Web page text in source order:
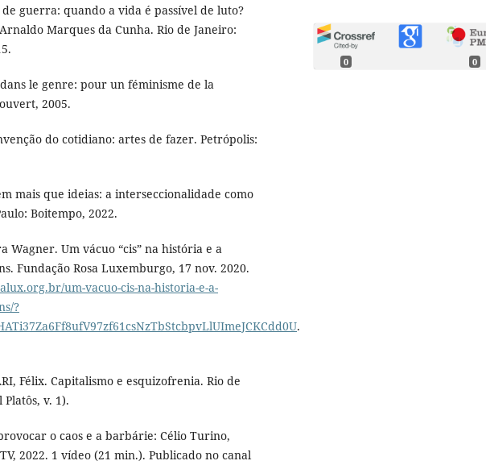
de guerra: quando a vida é passível de luto?
Marques da Cunha. Rio de Janeiro:
le genre: pour un féminisme de la
2005.
do cotidiano: artes de fazer. Petrópolis:
mais que ideias: a interseccionalidade como
Boitempo, 2022.
Wagner. Um vácuo “cis” na história e a
Fundação Rosa Luxemburgo, 17 nov. 2020.
um-vacuo-cis-na-historia-e-a-
?
.
Félix. Capitalismo e esquizofrenia. Rio de
v. 1).
o caos e a barbárie: Célio Turino,
2022. 1 vídeo (21 min.). Publicado no canal
0 0